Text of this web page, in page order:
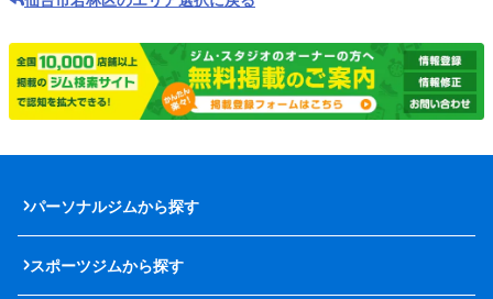
パーソナルジムから探す
スポーツジムから探す